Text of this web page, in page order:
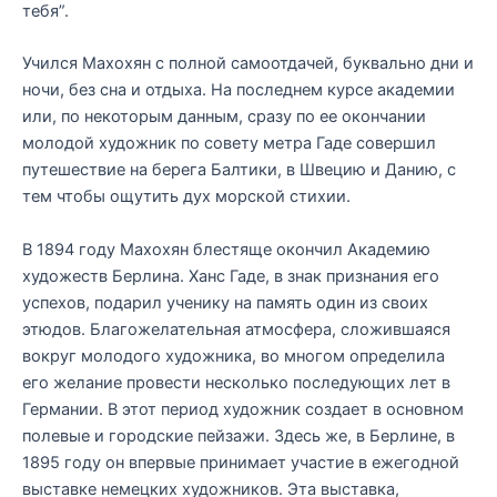
тебя”.
Учился Махохян с полной самоотдачей, буквально дни и
ночи, без сна и отдыха. На последнем курсе академии
или, по некоторым данным, сразу по ее окончании
молодой художник по совету метра Гаде совершил
путешествие на берега Балтики, в Швецию и Данию, с
тем чтобы ощутить дух морской стихии.
В 1894 году Махохян блестяще окончил Академию
художеств Берлина. Ханс Гаде, в знак признания его
успехов, подарил ученику на память один из своих
этюдов. Благожелательная атмосфера, сложившаяся
вокруг молодого художника, во многом определила
его желание провести несколько последующих лет в
Германии. В этот период художник создает в основном
полевые и городские пейзажи. Здесь же, в Берлине, в
1895 году он впервые принимает участие в ежегодной
выставке немецких художников. Эта выставка,